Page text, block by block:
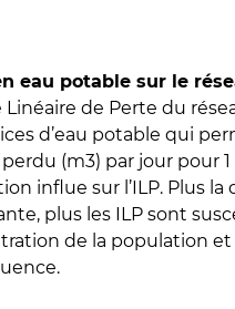
eau potable sur le
Linéaire de Perte du
d’eau potable qui
(m3) par jour pour
influe sur l’ILP. Plus
plus les ILP sont
de la population